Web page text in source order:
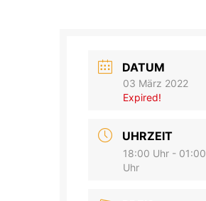
DATUM
03 März 2022
Expired!
UHRZEIT
18:00 Uhr - 01:00
Uhr